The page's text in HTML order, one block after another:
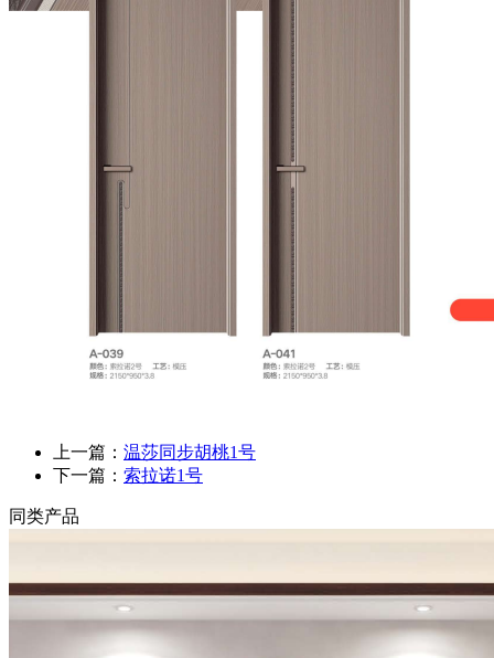
上一篇： 温莎同步胡桃1号
下一篇： 索拉诺1号
同类产品